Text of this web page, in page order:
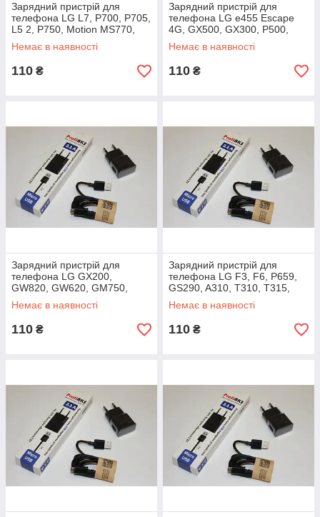
Зарядний пристрій для
телефона LG L7, P700, P705,
L5 2, P750, Motion MS770,
P870 Venice US730, E460,
AS730
Немає в наявності
110 ₴
Зарядний пристрій для
телефона LG e455 Escape
4G, GX500, GX300, P500,
GT540, P520, GM750,
GW880, GW825
Немає в наявності
110 ₴
Зарядний пристрій для
телефона LG GX200,
GW820, GW620, GM750,
P710, P715, P713, P716,
D505, P714, L7, L7X
Немає в наявності
110 ₴
Зарядний пристрій для
телефона LG F3, F6, P659,
GS290, A310, T310, T315,
T320, T300, GW370, GW300,
GU280
Немає в наявності
110 ₴